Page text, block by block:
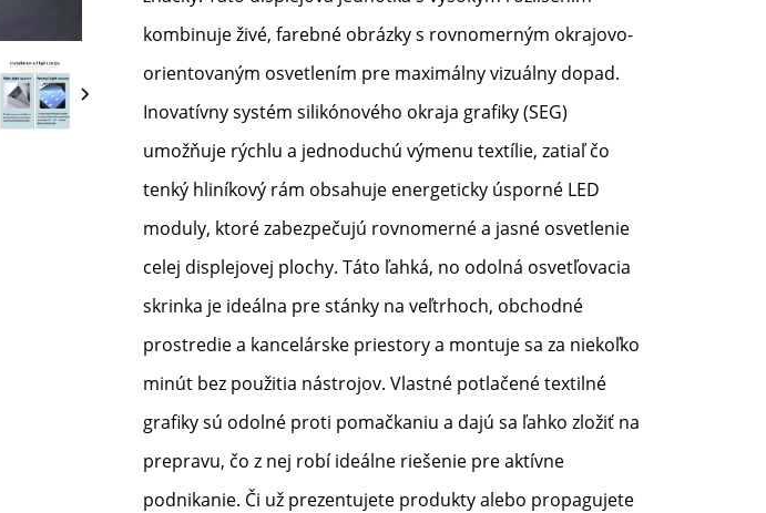
kombinuje živé, farebné obrázky s rovnomerným okrajovo-
orientovaným osvetlením pre maximálny vizuálny dopad.
Inovatívny systém silikónového okraja grafiky (SEG)
umožňuje rýchlu a jednoduchú výmenu textílie, zatiaľ čo
tenký hliníkový rám obsahuje energeticky úsporné LED
moduly, ktoré zabezpečujú rovnomerné a jasné osvetlenie
celej displejovej plochy. Táto ľahká, no odolná osvetľovacia
skrinka je ideálna pre stánky na veľtrhoch, obchodné
prostredie a kancelárske priestory a montuje sa za niekoľko
minút bez použitia nástrojov. Vlastné potlačené textilné
grafiky sú odolné proti pomačkaniu a dajú sa ľahko zložiť na
prepravu, čo z nej robí ideálne riešenie pre aktívne
podnikanie. Či už prezentujete produkty alebo propagujete